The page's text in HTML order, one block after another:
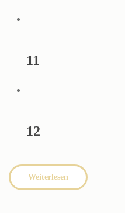
11
12
Weiterlesen